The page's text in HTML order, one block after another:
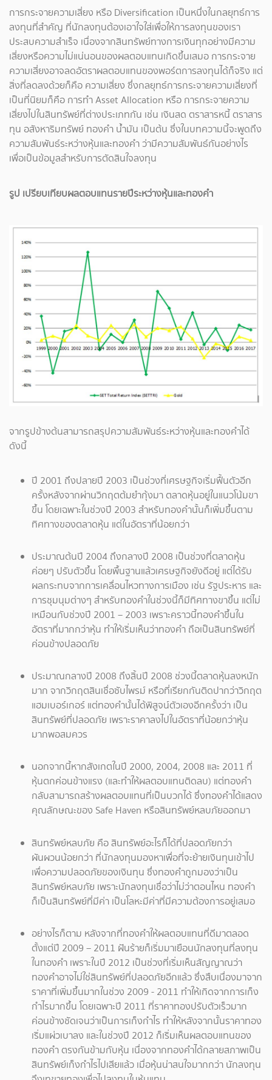
การกระจายความเสี่ยง หรือ Diversification เป็นหนึ่งในกลยุทธ์การ
ลงทุนที่สำคัญ ที่นักลงทุนต้องเอาใจใส่เพื่อให้การลงทุนของเรา
ประสบความสำเร็จ เนื่องจากสินทรัพย์ทางการเงินทุกอย่างมีความ
เสี่ยงหรือความไม่แน่นอนของผลตอบแทนเกิดขึ้นเสมอ การกระจาย
ความเสี่ยงอาจลดอัตราผลตอบแทนของพอร์ตการลงทุนได้ก็จริง แต่
สิ่งที่ลดลงด้วยก็คือ ความเสี่ยง ซึ่งกลยุทธ์การกระจายความเสี่ยงที่
เป็นที่นิยมก็คือ การทำ Asset Allocation หรือ การกระจายความ
เสี่ยงไปในสินทรัพย์ที่ต่างประเภทกัน เช่น เงินสด ตราสารหนี้ ตราสาร
ทุน อสังหาริมทรัพย์ ทองคำ น้ำมัน เป็นต้น ซึ่งในบทความนี้จะพูดถึง
ความสัมพันธ์ระหว่างหุ้นและทองคำ ว่ามีความสัมพันธ์กันอย่างไร
เพื่อเป็นข้อมูลสำหรับการตัดสินใจลงทุน
รูป เปรียบเทียบผลตอบแทนรายปีระหว่างหุ้นและทองคำ
จากรูปข้างต้นสามารถสรุปความสัมพันธ์ระหว่างหุ้นและทองคำได้
ดังนี้
ปี 2001 ถึงปลายปี 2003 เป็นช่วงที่เศรษฐกิจเริ่มฟื้นตัวอีก
ครั้งหลังจากผ่านวิกฤตต้มยำกุ้งมา ตลาดหุ้นอยู่ในแนวโน้มขา
ขึ้น โดยเฉพาะในช่วงปี 2003 สำหรับทองคำนั้นก็เพิ่มขึ้นตาม
ทิศทางของตลาดหุ้น แต่ในอัตราที่น้อยกว่า
ประมาณต้นปี 2004 ถึงกลางปี 2008 เป็นช่วงที่ตลาดหุ้น
ค่อยๆ ปรับตัวขึ้น โดยพื้นฐานแล้วเศรษฐกิจยังดีอยู่ แต่ได้รับ
ผลกระทบจากการเคลื่อนไหวทางการเมือง เช่น รัฐประหาร และ
การชุมนุมต่างๆ สำหรับทองคำในช่วงนี้ก็มีทิศทางขาขึ้น แต่ไม่
เหมือนกับช่วงปี 2001 – 2003 เพราะคราวนี้ทองคำขึ้นใน
อัตราที่มากกว่าหุ้น ทำให้เริ่มเห็นว่าทองคำ ถือเป็นสินทรัพย์ที่
ค่อนข้างปลอดภัย
ประมาณกลางปี 2008 ถึงสิ้นปี 2008 ช่วงนี้ตลาดหุ้นลงหนัก
มาก จากวิกฤตสินเชื่อซับไพรม์ หรือที่เรียกกันติดปากว่าวิกฤต
แฮมเบอร์เกอร์ แต่ทองคำนั้นได้พิสูจน์ตัวเองอีกครั้งว่า เป็น
สินทรัพย์ที่ปลอดภัย เพราะราคาลงไปในอัตราที่น้อยกว่าหุ้น
มากพอสมควร
นอกจากนี้หากสังเกตในปี 2000, 2004, 2008 และ 2011 ที่
หุ้นตกค่อนข้างแรง (และทำให้ผลตอบแทนติดลบ) แต่ทองคำ
กลับสามารถสร้างผลตอบแทนที่เป็นบวกได้ ซึ่งทองคำได้แสดง
คุณลักษณะของ Safe Haven หรือสินทรัพย์หลบภัยออกมา
สินทรัพย์หลบภัย คือ สินทรัพย์อะไรก็ได้ที่ปลอดภัยกว่า
ผันผวนน้อยกว่า ที่นักลงทุนมองหาเพื่อที่จะย้ายเงินทุนเข้าไป
เพื่อความปลอดภัยของเงินทุน ซึ่งทองคำถูกมองว่าเป็น
สินทรัพย์หลบภัย เพราะนักลงทุนเชื่อว่าไม่ว่าตอนไหน ทองคำ
ก็เป็นสินทรัพย์ที่มีค่า เป็นโลหะมีค่าที่มีความต้องการอยู่เสมอ
อย่างไรก็ตาม หลังจากที่ทองคำให้ผลตอบแทนที่ดีมาตลอด
ตั้งแต่ปี 2009 – 2011 ฝันร้ายก็เริ่มมาเยือนนักลงทุนที่ลงทุน
ในทองคำ เพราะในปี 2012 เป็นช่วงที่เริ่มเห็นสัญญาณว่า
ทองคำอาจไม่ใช่สินทรัพย์ที่ปลอดภัยอีกแล้ว ซึ่งสืบเนื่องมาจาก
ราคาที่เพิ่มขึ้นมากในช่วง 2009 - 2011 ทำให้เกิดจากการเก็ง
กำไรมากขึ้น โดยเฉพาะปี 2011 ที่ราคาทองปรับตัวเร็วมาก
ค่อนข้างชัดเจนว่าเป็นการเก็งกำไร ทำให้หลังจากนั้นราคาทอง
เริ่มแผ่วเบาลง และในช่วงปี 2012 ก็เริ่มเห็นผลตอบแทนของ
ทองคำ ตรงกันข้ามกับหุ้น เนื่องจากทองคำได้กลายสภาพเป็น
สินทรัพย์เก็งกำไรไปเสียแล้ว เมื่อหุ้นน่าสนใจมากกว่า นักลงทุน